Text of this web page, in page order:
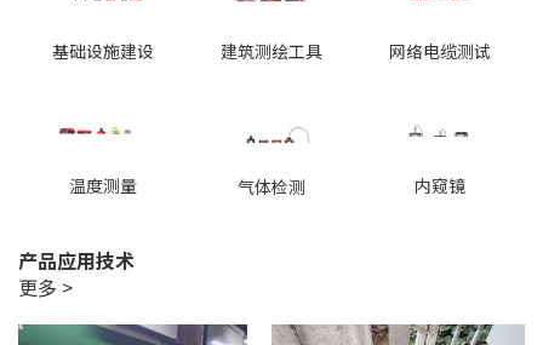
基础设施建设 建筑测绘工具 网络电缆测试
温度测量 气体检测 内窥镜
产品应用技术
更多 >